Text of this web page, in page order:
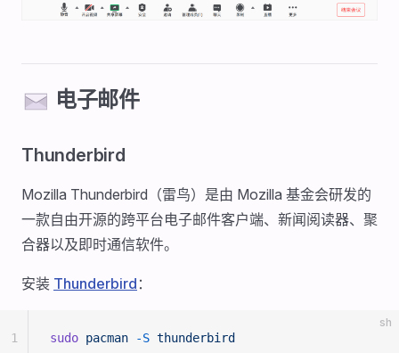
✉️ 电子邮件
Thunderbird
Mozilla Thunderbird（雷鸟）是由 Mozilla 基金会研发的
一款自由开源的跨平台电子邮件客户端、新闻阅读器、聚
合器以及即时通信软件。
安装 Thunderbird ：
sh
sudo pacman -S thunderbird
1